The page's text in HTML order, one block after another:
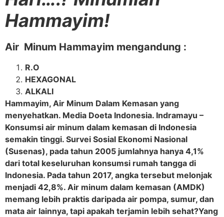
Hammayim!
Air Minum Hammayim mengandung :
R.O
HEXAGONAL
ALKALI
Hammayim, Air Minum Dalam Kemasan yang
menyehatkan. Media Doeta Indonesia. Indramayu –
Konsumsi air minum dalam kemasan di Indonesia
semakin tinggi. Survei Sosial Ekonomi Nasional
(Susenas), pada tahun 2005 jumlahnya hanya 4,1%
dari total keseluruhan konsumsi rumah tangga di
Indonesia. Pada tahun 2017, angka tersebut melonjak
menjadi 42,8%. Air minum dalam kemasan (AMDK)
memang lebih praktis daripada air pompa, sumur, dan
mata air lainnya, tapi apakah terjamin lebih sehat?Yang